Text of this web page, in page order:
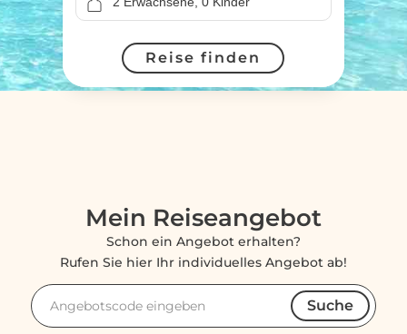
Reise finden
Mein Reiseangebot
Schon ein Angebot erhalten?
Rufen Sie hier Ihr individuelles Angebot ab!
Angebotscode
Suche